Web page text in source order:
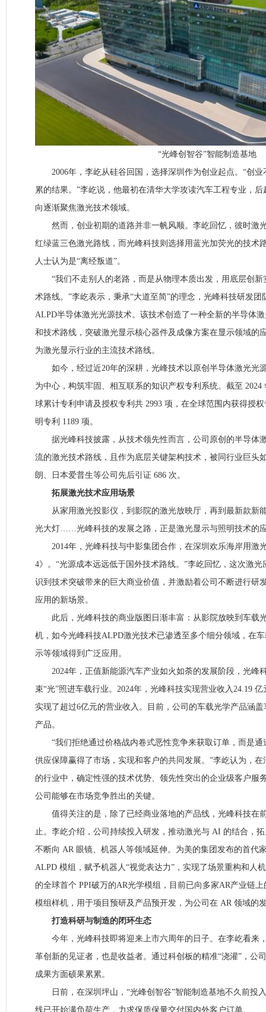
“光峰创智谷”智能制造基地
2006年，李屹从硅谷回国，选择深圳作为创业起点。“创业
累的结果。”李屹说，他最初在清华大学攻读汽车工程专业，
向逐渐聚焦激光技术领域。
然而，创业初期的道路并非一帆风顺。李屹回忆，彼时激
红绿蓝三色激光路线，而光峰科技则选择用蓝光加荧光的技术
人士认为是“离经叛道”。
“我们不走别人的老路，而是从物理本质出发，用底层创新
术路线。”李屹表示，秉承“大道至简”的理念，光峰科技研发团
ALPD半导体激光光源技术。该技术创造了一种全新的半导体
和技术路线，突破激光显示核心器件及成像方案在显示领域的
为激光显示行业的主流技术路线。
如今，经过近20年的深耕，光峰技术以原创半导体激光光
为中心，构筑牢固、相互联系的知识产权专利系统。截至 2024
球累计专利申请及授权专利共 2993 项，在全球范围内获得授
明专利 1189 项。
据光峰科技披露，从技术领先性而言，公司原创的半导体
流的激光技术路线，且作为底层关键架构技术，被同行业巨头
朗、日本爱普生等公司先后引证 686 次。
拓展激光技术应用场景
从家用激光投影仪，到影院的激光放映厅，再到最新款新
光大灯……光峰科技的发展之路，正是激光显示与照明技术的
2014年，光峰科技与中影集团合作，在深圳欢乐海岸用激
4》。“光源成本远远低于国外技术路线。”李屹回忆，这次激
识到技术突破带来的巨大商业价值，并激励着公司不断进行研
应用的新场景。
此后，光峰科技的商业版图日渐丰富：从影院放映到车载
机，如今光峰科技ALPD激光技术已渗透至多个细分领域，在
示等领域得到广泛应用。
2024年，正值新能源汽车产业如火如荼的发展阶段，光峰
束“光”照进车载行业。2024年，光峰科技实现营业收入24.19
实现了超过6亿元的营业收入。目前，公司的车载光学产品涵
产品。
“我们拒绝通过价格战内卷式恶性竞争来获取订单，而是通
供应保障赢得了市场，实现和客户的共同发展。”李屹认为，
的行业中，确定性强的技术优势、领先性突出的企业级客户服
公司能够在市场竞争胜出的关键。
值得关注的是，除了已经商业落地的产品线，光峰科技在
止。李屹介绍，公司持续投入研发，推动激光与 AI 的结合，
不断向 AR 眼镜、机器人等领域延伸。为美的集团发布的首代
ALPD 模组，赋予机器人“视觉表达力”，实现了场景重构和人
的全球首个 PPI破万的AR光学模组，目前已向多家AR产业链
模组样机，用于项目预研及产品预开发，为公司在 AR 领域的
打造科研与制造的闭环生态
今年，光峰科技即将迎来上市六周年的日子。在李屹看来
革创新的见证者，也是收益者。通过科创板的精准“浇灌”，公
成果方面硕果累累。
日前，在深圳坪山，“光峰创智谷”智能制造基地不久前投
线已开始满负荷生产，力求保质保量交付国内外客户订单。